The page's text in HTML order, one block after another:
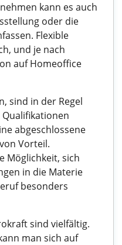
kann es auch
oder die
Flexible
und je nach
auf Homeoffice
sind in der Regel
abgeschlossene
Vorteil.
Möglichkeit, sich
in die Materie
besonders
sind vielfältig.
man sich auf